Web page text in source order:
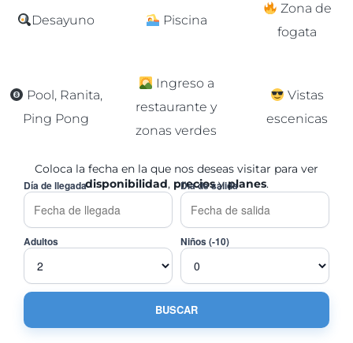
Desayuno Piscina
Zona de
fogata
Pool, Ranita,
Ping Pong
Ingreso a
restaurante y
zonas verdes
Vistas
escenicas
Coloca la fecha en la que nos deseas visitar para ver
disponibilidad, preciosyplanes.
Día de llegada Día de salida
Adultos Niños (-10)